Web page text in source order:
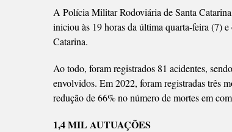
A Polícia Militar Rodoviária de Santa
iniciou às 19 horas da última quarta-feira (7) e
Catarina.
Ao todo, foram registrados 81 acidentes,
envolvidos. Em 2022, foram registradas três
redução de 66% no número de mortes em
1,4 MIL AUTUAÇÕES